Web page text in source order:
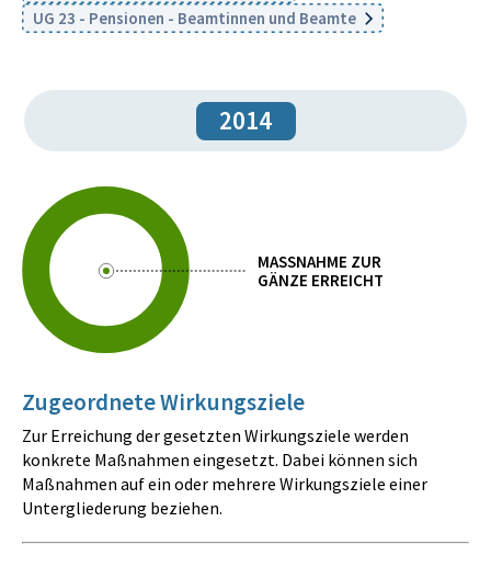
UG 23 - Pensionen - Beamtinnen und Beamte
2014
MASSNAHME ZUR
GÄNZE ERREICHT
Zugeordnete Wirkungsziele
Zur Erreichung der gesetzten Wirkungsziele werden
konkrete Maßnahmen eingesetzt. Dabei können sich
Maßnahmen auf ein oder mehrere Wirkungsziele einer
Untergliederung beziehen.